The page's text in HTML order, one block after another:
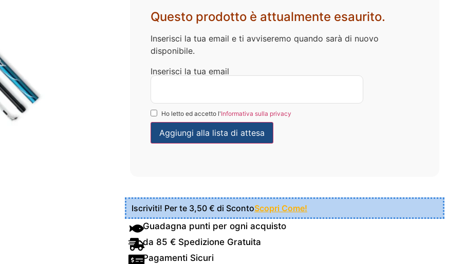
Questo prodotto è attualmente esaurito.
Inserisci la tua email e ti avviseremo quando sarà di nuovo
disponibile.
Inserisci la tua email
Ho letto ed accetto l'Informativa sulla privacy
Iscriviti! Per te 3,50 € di ScontoScopri Come!
Guadagna punti per ogni acquisto
da 85 € Spedizione Gratuita
Pagamenti Sicuri